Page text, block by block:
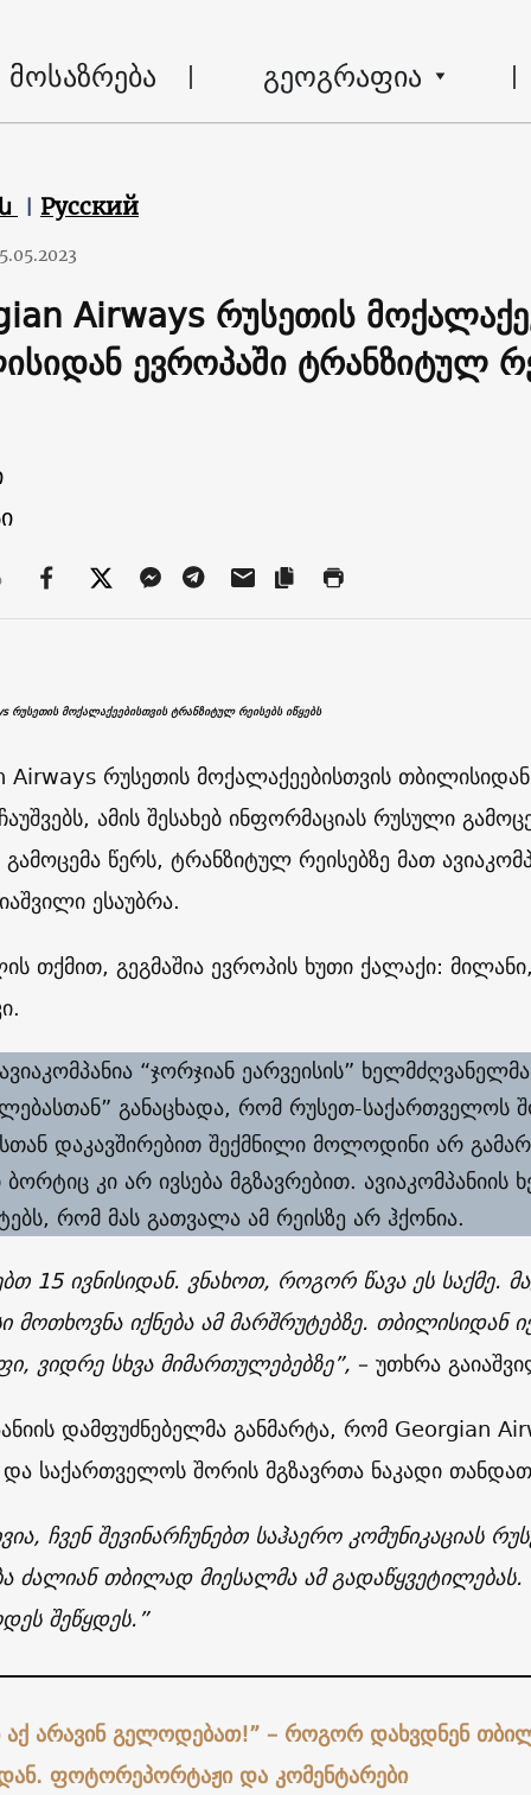
მოსაზრება გეოგრაფია
Русский
Airways რუსეთის
ევროპაში ტრანზიტულ
რუსეთის მოქალაქეებისთვის ტრანზიტულ რეისებს იწყებს
Airways რუსეთის მოქალაქეებისთვის
ამის შესახებ ინფორმაციას რუსული
წერს, ტრანზიტულ რეისებზე მათ
ესაუბრა.
თქმით, გეგმაშია ევროპის ხუთი ქალაქი:
“ჯორჯიან ეარვეისის”
განაცხადა, რომ რუსეთ-საქართველოს
დაკავშირებით შექმნილი მოლოდინი არ
ბორტიც კი არ ივსება მგზავრებით.
რომ მას გათვალა ამ რეისზე არ ჰქონია.
15 ივნისიდან. ვნახოთ, როგორ წავა ეს საქმე.
მოთხოვნა იქნება ამ მარშრუტებზე.
ვიდრე სხვა მიმართულებებზე”, – უთხრა
დამფუძნებელმა განმარტა, რომ Georgian
საქართველოს შორის მგზავრთა ნაკადი
ჩვენ შევინარჩუნებთ საჰაერო კომუნიკაციას
ძალიან თბილად მიესალმა ამ
შეწყდეს.”
აქ არავინ გელოდებათ!” – როგორ დახვდნენ
ფოტორეპორტაჟი და კომენტარები